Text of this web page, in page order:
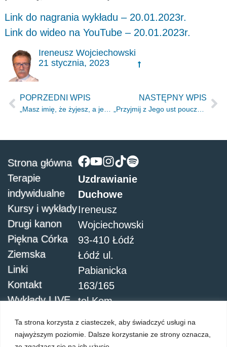
Ta strona korzysta z ciasteczek, aby świadczyć usługi na
najwyższym poziomie. Dalsze korzystanie ze strony oznacza,
Link do nagrania wykładu – 20.01.2023r.
Link do wideo na YouTube – 20.01.2023r.
Ireneusz Wojciechowski
21 stycznia, 2023
POPRZEDNI WPIS
„Masz imię, że żyjesz, a jesteś umarły.” Ap 3.1
NASTĘPNY WPIS
„Przyjmij z Jego ust pouczenie, nakazy wyryj w swym sercu.” Hi 22.22
Uzdrawianie
Duchowe
Ireneusz
Wojciechowski
93-410 Łódź
Łódź ul.
Pabianicka
163/165
tel.Kom.
Strona główna
Terapie
indywidualne
Kursy i wykłady
Drugi kanon
Piękna Córka
Ziemska
Linki
Kontakt
Wykłady LIVE